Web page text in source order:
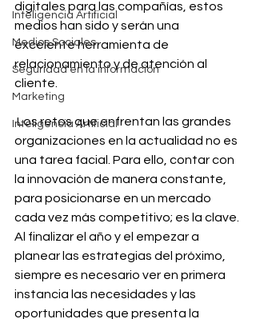
Inteligencia Artificial
Medios Sociales
Seguridad en la información
Marketing
Inteligencia Artificial
digitales para las compañías, estos
medios han sido y serán una
excelente herramienta de
relacionamiento y de atención al
cliente.
Los retos que enfrentan las grandes
organizaciones en la actualidad no es
una tarea facial. Para ello, contar con
la innovación de manera constante,
para posicionarse en un mercado
cada vez más competitivo; es la clave.
Al finalizar el año y el empezar a
planear las estrategias del próximo,
siempre es necesario ver en primera
instancia las necesidades y las
oportunidades que presenta la